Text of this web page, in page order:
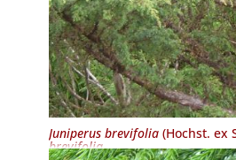
Juniperus brevifolia(Hochst. ex
brevifolia